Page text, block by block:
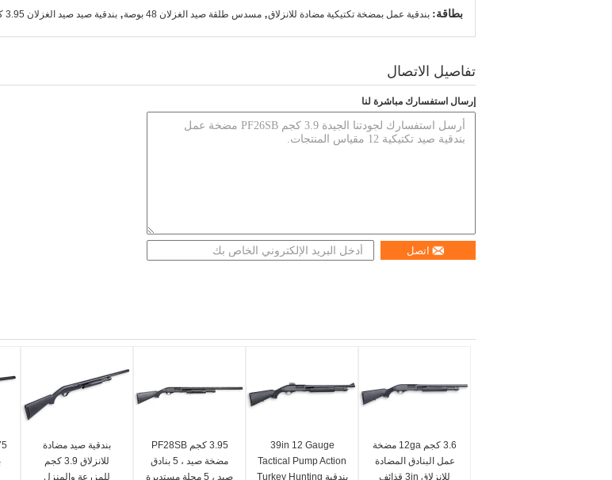
بطاقة: بندقية عمل بمضخة تكتيكية مضادة للانزلاق, مسدس طلقة صيد الغزلان 48 بوصة , بندقية صيد صيد الغزلان 3.95 كجم
تفاصيل الاتصال
إرسال استفسارك مباشرة لنا
اتصل
بندقية صيد مضادة
للانزلاق 3.9 كجم
للمزرعة والمنزل
3.95 كجم PF28SB
مضخة صيد ، 5 بنادق
صيد ، 5 مجلة مستديرة
39in 12 Gauge
Tactical Pump Action
بندقية Turkey Hunting
3.6 كجم 12ga مضخة
عمل البنادق المضادة
للانزلاق 3in قذائف